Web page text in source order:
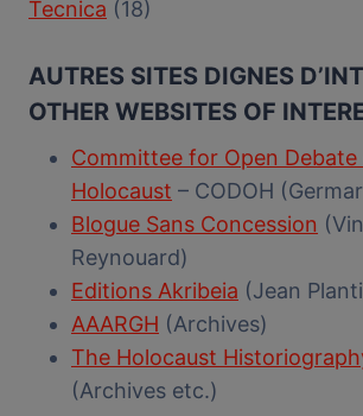
Tecnica (18)
AUTRES SITES DIGNES
OTHER WEBSITES OF
Committee for Open
Holocaust – CODOH
Blogue Sans Concession
Reynouard)
Editions Akribeia (Jean
AAARGH (Archives)
The Holocaust
(Archives etc.)